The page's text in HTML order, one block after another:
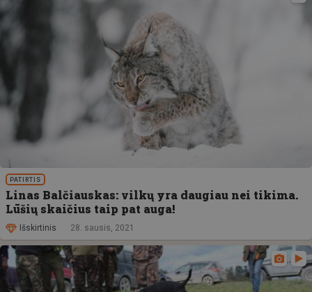
PATIRTIS
Linas Balčiauskas: vilkų yra daugiau nei tikima.
Lūšių skaičius taip pat auga!
Išskirtinis 28. sausis, 2021